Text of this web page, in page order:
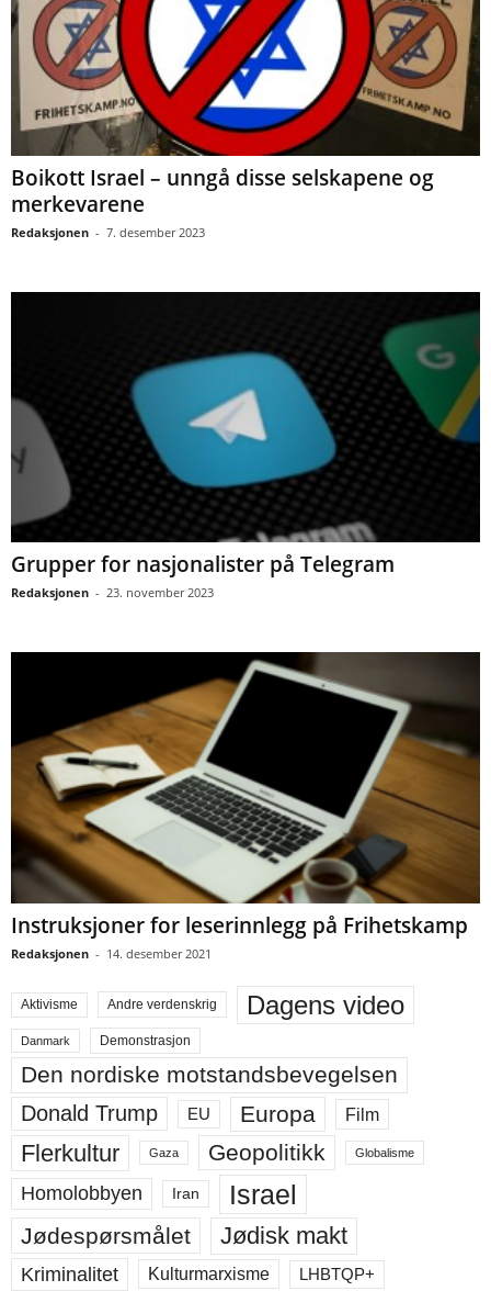
Boikott Israel – unngå disse selskapene og
merkevarene
Redaksjonen - 7. desember 2023
Grupper for nasjonalister på Telegram
Redaksjonen - 23. november 2023
Instruksjoner for leserinnlegg på Frihetskamp
Redaksjonen - 14. desember 2021
Aktivisme Andre verdenskrig Dagens video
Danmark Demonstrasjon
Den nordiske motstandsbevegelsen
Donald Trump EU Europa Film
Flerkultur Gaza Geopolitikk Globalisme
Homolobbyen Iran Israel
Jødespørsmålet Jødisk makt
Kriminalitet Kulturmarxisme LHBTQP+